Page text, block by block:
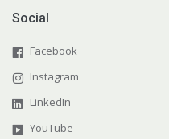
Social
Facebook
Instagram
LinkedIn
YouTube